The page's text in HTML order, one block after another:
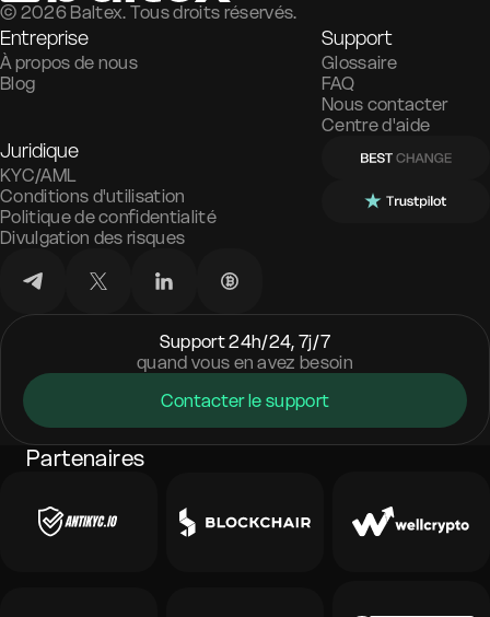
© 2026 Baltex. Tous droits réservés.
Entreprise
À propos de nous
Blog
Support
Glossaire
FAQ
Nous contacter
Centre d'aide
Juridique
KYC/AML
Conditions d'utilisation
Politique de confidentialité
Divulgation des risques
Support 24h/24, 7j/7
quand vous en avez besoin
Contacter le support
Partenaires